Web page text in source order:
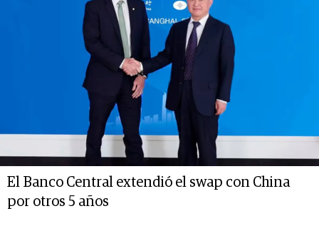
El Banco Central extendió el swap con China
por otros 5 años